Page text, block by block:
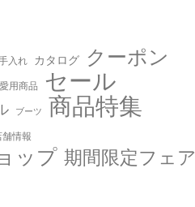
入れ カタログ クーポン
用商品 セール
ブーツ 商品特集
舗情報
ップ 期間限定フェア